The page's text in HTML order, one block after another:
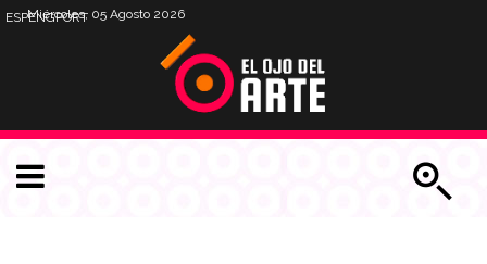
Miércoles, 05 Agosto 2026
ESPENGPORT